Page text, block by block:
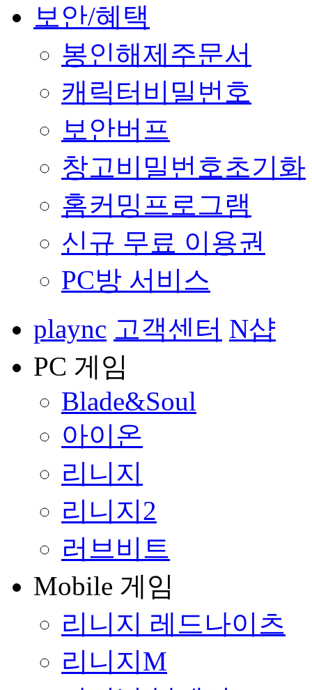
보안/혜택
봉인해제주문서
캐릭터비밀번호
보안버프
창고비밀번호초기화
홈커밍프로그램
신규 무료 이용권
PC방 서비스
plaync 고객센터 N샵
PC 게임
Blade&Soul
아이온
리니지
리니지2
러브비트
Mobile 게임
리니지 레드나이츠
리니지M